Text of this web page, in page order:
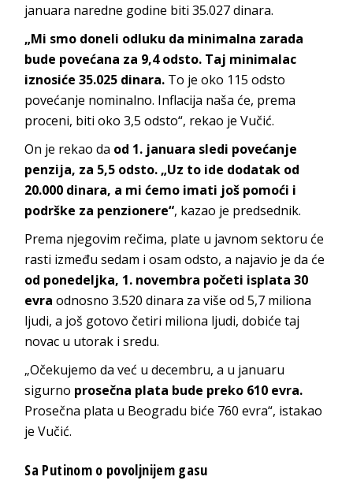
januara naredne godine biti 35.027 dinara.
„Mi smo doneli odluku da minimalna zarada
bude povećana za 9,4 odsto. Taj minimalac
iznosiće 35.025 dinara. To je oko 115 odsto
povećanje nominalno. Inflacija naša će, prema
proceni, biti oko 3,5 odsto“, rekao je Vučić.
On je rekao da od 1. januara sledi povećanje
penzija, za 5,5 odsto. „Uz to ide dodatak od
20.000 dinara, a mi ćemo imati još pomoći i
podrške za penzionere“, kazao je predsednik.
Prema njegovim rečima, plate u javnom sektoru će
rasti između sedam i osam odsto, a najavio je da će
od ponedeljka, 1. novembra početi isplata 30
evra odnosno 3.520 dinara za više od 5,7 miliona
ljudi, a još gotovo četiri miliona ljudi, dobiće taj
novac u utorak i sredu.
„Očekujemo da već u decembru, a u januaru
sigurno prosečna plata bude preko 610 evra.
Prosečna plata u Beogradu biće 760 evra“, istakao
je Vučić.
Sa Putinom o povoljnijem gasu